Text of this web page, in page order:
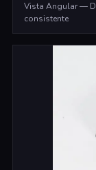
Vista Angular —
consistente